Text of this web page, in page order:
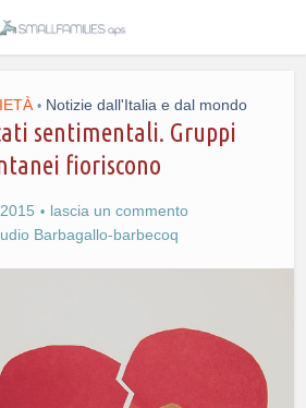
• Notizie dall'Italia e dal mondo
sentimentali. Gruppi
fioriscono
lascia un commento
Barbagallo-barbecoq